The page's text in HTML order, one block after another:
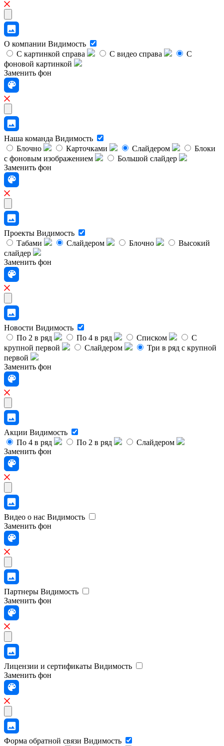
О компании Видимость
С картинкой справа
С видео справа
С
фоновой картинкой
Заменить фон
Наша команда Видимость
Блочно
Карточками Слайдером
Блоки
с фоновым изображением
Большой слайдер
Заменить фон
Проекты Видимость
Табами
Слайдером Блочно
Высокий
слайдер
Заменить фон
Новости Видимость
По 2 в ряд
По 4 в ряд Списком
С
крупной первой
Слайдером
Три в ряд с крупной
первой
Заменить фон
Акции Видимость
По 4 в ряд
По 2 в ряд
Слайдером
Заменить фон
Видео о нас Видимость
Заменить фон
Партнеры Видимость
Заменить фон
Лицензии и сертификаты Видимость
Заменить фон
Форма обратной связи Видимость